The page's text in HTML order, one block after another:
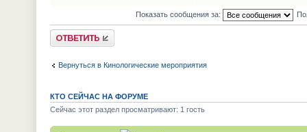
Показать сообщения за:
Ответить
Вернуться в Кинологические мероприятия
КТО СЕЙЧАС НА ФОРУМЕ
Сейчас этот раздел просматривают: 1 гость